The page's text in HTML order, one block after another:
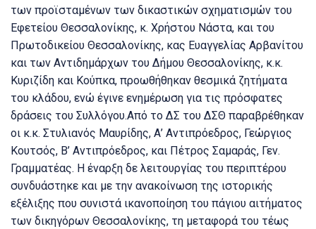
των προϊσταμένων των δικαστικών σχηματισμών του
Εφετείου Θεσσαλονίκης, κ. Χρήστου Νάστα, και του
Πρωτοδικείου Θεσσαλονίκης, κας Ευαγγελίας Αρβανίτου
και των Αντιδημάρχων του Δήμου Θεσσαλονίκης, κ.κ.
Κυριζίδη και Κούπκα, προωθήθηκαν θεσμικά ζητήματα
του κλάδου, ενώ έγινε ενημέρωση για τις πρόσφατες
δράσεις του Συλλόγου.Από το ΔΣ του ΔΣΘ παραβρέθηκαν
οι κ.κ. Στυλιανός Μαυρίδης, Α’ Αντιπρόεδρος, Γεώργιος
Κουτσός, Β’ Αντιπρόεδρος, και Πέτρος Σαμαράς, Γεν.
Γραμματέας. Η έναρξη δε λειτουργίας του περιπτέρου
συνδυάστηκε και με την ανακοίνωση της ιστορικής
εξέλιξης που συνιστά ικανοποίηση του πάγιου αιτήματος
των δικηγόρων Θεσσαλονίκης, τη μεταφορά του τέως